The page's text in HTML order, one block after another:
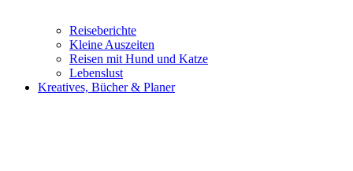
Reiseberichte
Kleine Auszeiten
Reisen mit Hund und Katze
Lebenslust
Kreatives, Bücher & Planer